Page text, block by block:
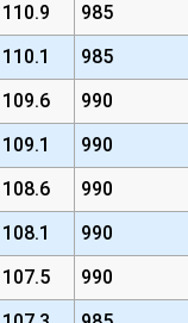
110.9
985
110.1
985
109.6
990
109.1
990
108.6
990
108.1
990
107.5
990